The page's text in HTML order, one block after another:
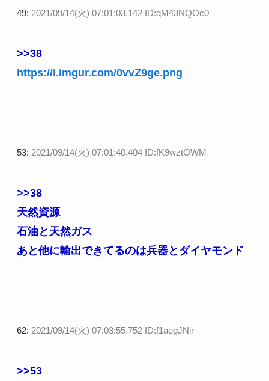
49: 2021/09/14(火) 07:01:03.142 ID:qM43NQOc0
>>38
https://i.imgur.com/0vvZ9ge.png
53: 2021/09/14(火) 07:01:40.404 ID:fK9wztOWM
>>38
天然資源
石油と天然ガス
あと他に輸出できてるのは兵器とダイヤモンド
62: 2021/09/14(火) 07:03:55.752 ID:f1aegJNir
>>53